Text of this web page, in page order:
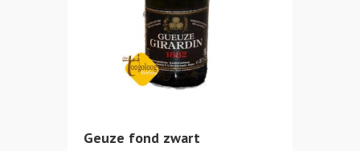
Geuze fond zwart